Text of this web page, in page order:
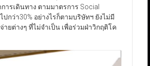
ว่า30% อย่างไรก็ตามบริษัทฯ ยังไม่มี
ต่างๆ ที่ไม่จำเป็น เพื่อร่วมฝ่าวิกฤติโค